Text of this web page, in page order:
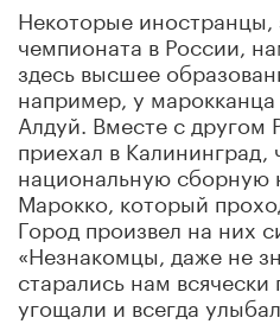
Некоторые
чемпионата в России,
здесь высшее
например, у
Алдуй. Вместе с другом
приехал в
национальную сборную
Марокко, который
Город произвел на них
«Незнакомцы, даже не
старались нам всячески
угощали и всегда